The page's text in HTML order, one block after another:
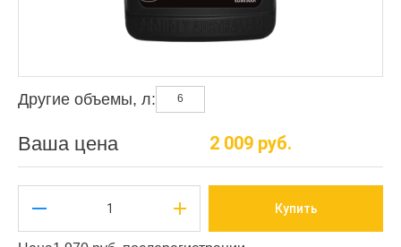
Другие объемы, л: 6
Ваша цена 2 009 руб.
Купить